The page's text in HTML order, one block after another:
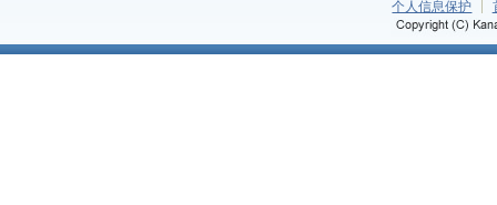
个人信息保护